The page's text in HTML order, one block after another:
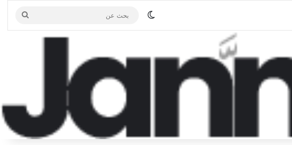
الوضع المظلم
بحث
عن